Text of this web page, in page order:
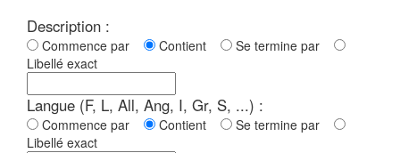
Description :
Commence par Contient
Se termine par
Libellé exact
Langue (F, L, All, Ang, I, Gr, S, ...) :
Commence par Contient
Se termine par
Libellé exact